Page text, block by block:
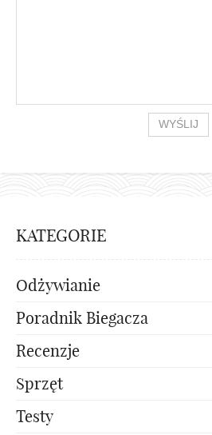
KATEGORIE
Odżywianie
Poradnik Biegacza
Recenzje
Sprzęt
Testy